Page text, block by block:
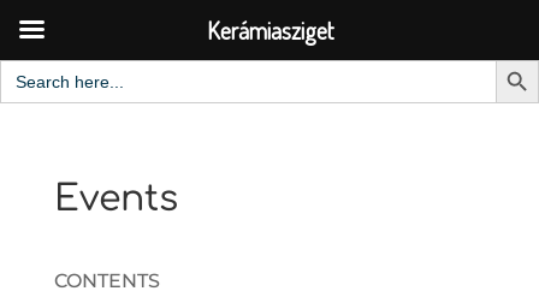
Search
for:
Search
Events
CONTENTS
Kerámiasziget